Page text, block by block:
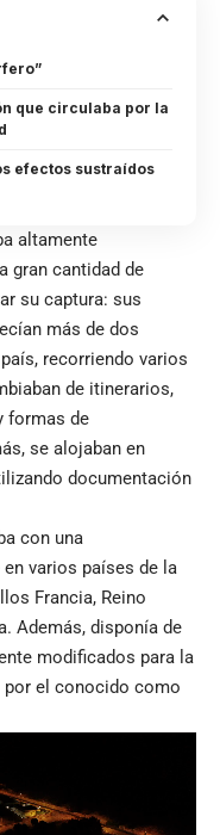
que circulaba por la
efectos sustraídos
altamente
gran cantidad de
su captura: sus
más de dos
recorriendo varios
de itinerarios,
formas de
se alojaban en
documentación
con una
varios países de la
Francia, Reino
Además, disponía de
modificados para la
el conocido como